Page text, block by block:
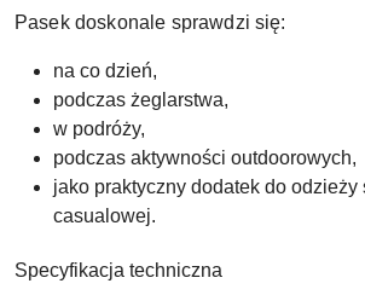
Pasek doskonale sprawdzi się:
na co dzień,
podczas żeglarstwa,
w podróży,
podczas aktywności outdoorowych,
jako praktyczny dodatek do odzieży
casualowej.
Specyfikacja techniczna